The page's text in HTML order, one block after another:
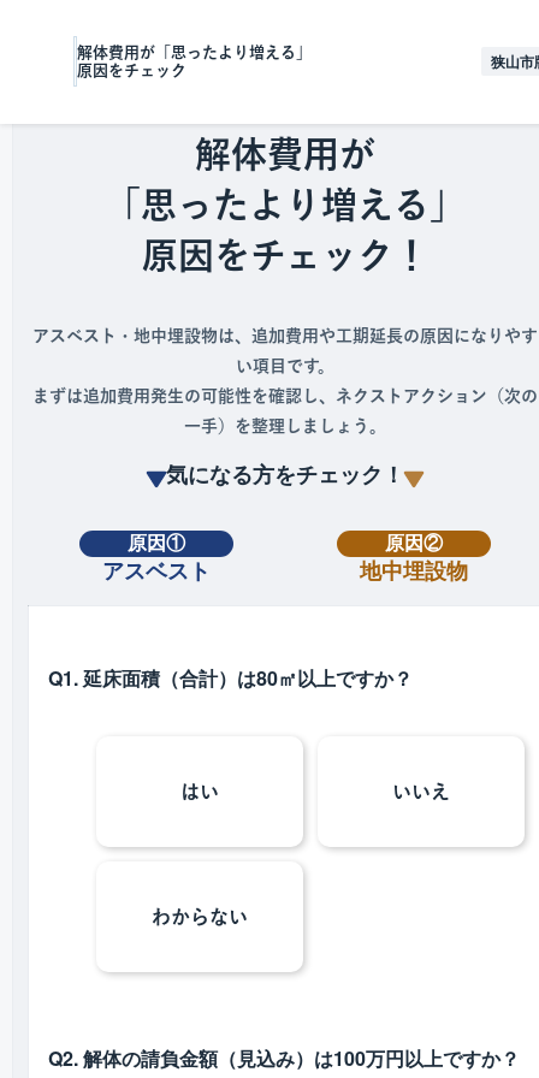
解体費用が「思ったより増える」
原因をチェック
狭山市
解体費用が
「思ったより増える」
原因をチェック！
アスベスト・地中埋設物は、追加費用や工期延長の原因になりやす
い項目です。
まずは追加費用発生の可能性を確認し、ネクストアクション（次の
一手）を整理しましょう。
気になる方をチェック！
原因①
アスベスト
原因②
地中埋設物
Q1. 延床面積（合計）は80㎡以上ですか？
はい いいえ
わからない
Q2. 解体の請負金額（見込み）は100万円以上ですか？